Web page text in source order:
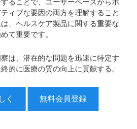
ることで、ユーザーベースからポ
ィブな要因の両方を理解すること
、ヘルスケア製品に関する重要な
て重要です。
は、潜在的な問題を迅速に特定す
的に医療の質の向上に貢献する。
く 無料会員登録